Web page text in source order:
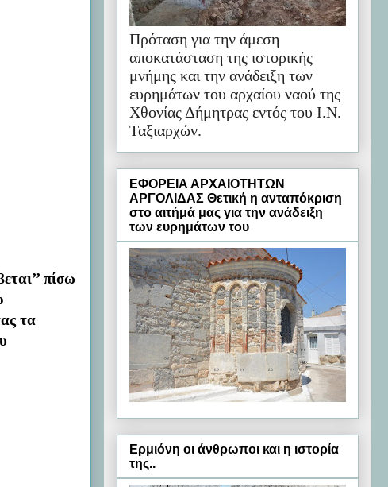
πίσω
τα
Πρόταση για την άμεση
αποκατάσταση της ιστορικής
μνήμης και την ανάδειξη των
ευρημάτων του αρχαίου ναού της
Χθονίας Δήμητρας εντός του Ι.Ν.
Ταξιαρχών.
ΕΦΟΡΕΙΑ ΑΡΧΑΙΟΤΗΤΩΝ
ΑΡΓΟΛΙΔΑΣ Θετική η ανταπόκριση
στο αιτήμά μας για την ανάδειξη
των ευρημάτων του
Ερμιόνη oι άνθρωποι και η ιστορία
της..